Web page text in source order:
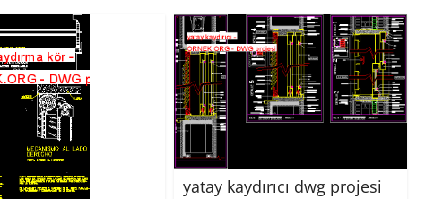
yatay kaydırıcı dwg projesi